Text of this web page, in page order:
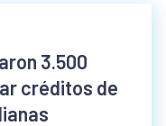
3.500
créditos de